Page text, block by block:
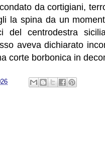
da cortigiani,
la spina da un
del centrodestra
aveva dichiarato
corte borbonica in